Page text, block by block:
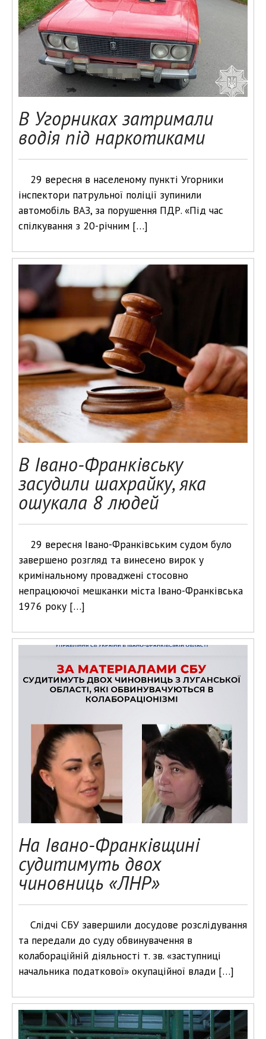
В Угорниках затримали
водія під наркотиками
29 вересня в населеному пункті Угорники
інспектори патрульної поліції зупинили
автомобіль ВАЗ, за порушення ПДР. «Під час
спілкування з 20-річним […]
В Івано-Франківську
засудили шахрайку, яка
ошукала 8 людей
29 вересня Івано-Франківським судом було
завершено розгляд та винесено вирок у
кримінальному проваджені стосовно
непрацюючої мешканки міста Івано-Франківська
1976 року […]
На Івано-Франківщині
судитимуть двох
чиновниць «ЛНР»
Слідчі СБУ завершили досудове розслідування
та передали до суду обвинувачення в
колабораційній діяльності т. зв. «заступниці
начальника податкової» окупаційної влади […]